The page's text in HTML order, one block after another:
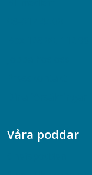
Våra poddar